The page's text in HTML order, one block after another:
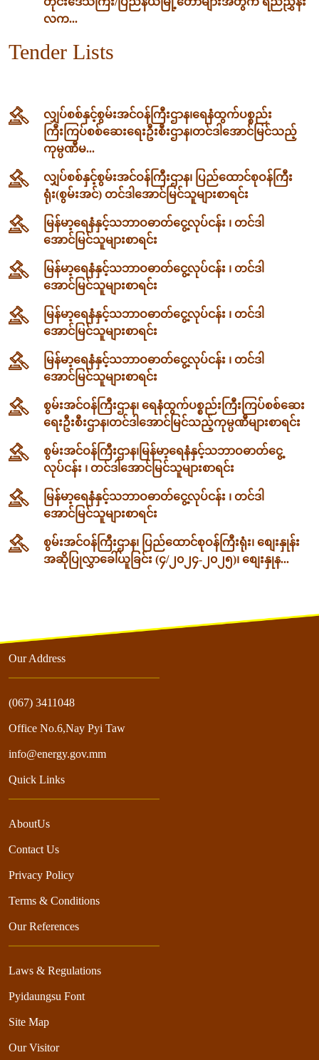
လက...
Tender Lists
လျှပ်စစ်နှင့်စွမ်းအင်ဝန်ကြီးဌာန၊‌ရေနံထွက်ပစ္စည်း
ကြီးကြပ်စစ်ဆေးရေးဦးစီးဌာန၊တင်ဒါအောင်မြင်သည့်
ကုမ္ပဏီမ...
လျှပ်စစ်နှင့်စွမ်းအင်ဝန်ကြီးဌာန၊ ပြည်ထောင်စုဝန်ကြီး
ရုံး(စွမ်းအင်) တင်ဒါအောင်မြင်သူများစာရင်း
မြန်မာ့ရေနံနှင့်သဘာဝဓာတ်ငွေ့လုပ်ငန်း ၊ တင်ဒါ
အောင်မြင်သူများစာရင်း
မြန်မာ့ရေနံနှင့်သဘာဝဓာတ်ငွေ့လုပ်ငန်း ၊ တင်ဒါ
အောင်မြင်သူများစာရင်း
မြန်မာ့ရေနံနှင့်သဘာဝဓာတ်ငွေ့လုပ်ငန်း ၊ တင်ဒါ
အောင်မြင်သူများစာရင်း
မြန်မာ့ရေနံနှင့်သဘာဝဓာတ်ငွေ့လုပ်ငန်း ၊ တင်ဒါ
အောင်မြင်သူများစာရင်း
စွမ်းအင်ဝန်ကြီးဌာန၊ ရေနံထွက်ပစ္စည်းကြီးကြပ်စစ်ဆေး
ရေးဦးစီးဌာန၊တင်ဒါအောင်မြင်သည့်ကုမ္ပဏီများစာရင်း
စွမ်းအင်ဝန်ကြီးဌာန၊မြန်မာ့ရေနံနှင့်သဘာဝဓာတ်ငွေ့
လုပ်ငန်း ၊ တင်ဒါအောင်မြင်သူများစာရင်း
မြန်မာ့ရေနံနှင့်သဘာဝဓာတ်ငွေ့လုပ်ငန်း ၊ တင်ဒါ
အောင်မြင်သူများစာရင်း
စွမ်းအင်ဝန်ကြီးဌာန၊ ပြည်ထောင်စုဝန်ကြီးရုံး၊ စျေးနှုန်း
အဆိုပြုလွှာခေါ်ယူခြင်း (၄/၂၀၂၄-၂၀၂၅)၊ စျေးနှုန...
Our Address
(067) 3411048
Office No.6,Nay Pyi Taw
info@energy.gov.mm
Quick Links
AboutUs
Contact Us
Privacy Policy
Terms & Conditions
Our References
Laws & Regulations
Pyidaungsu Font
Site Map
Our Visitor